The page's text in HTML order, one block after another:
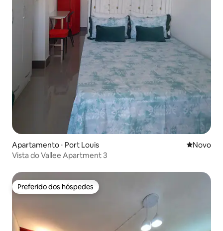
Apartamento ⋅ Port Louis Novo
Novo
Vista do Vallee Apartment 3
Preferido dos hóspedes
Preferido dos hóspedes